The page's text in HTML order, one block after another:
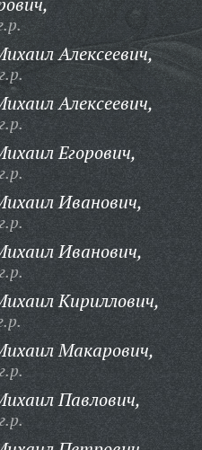
Алексеевич,
Алексеевич,
Егорович,
Иванович,
Иванович,
Кириллович,
Макарович,
Павлович,